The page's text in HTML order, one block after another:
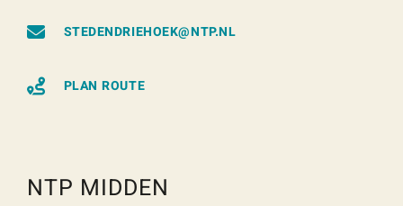
STEDENDRIEHOEK@NTP.NL
PLAN ROUTE
NTP MIDDEN